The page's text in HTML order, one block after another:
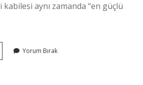
aynı zamanda “en güçlü
Yorum Bırak